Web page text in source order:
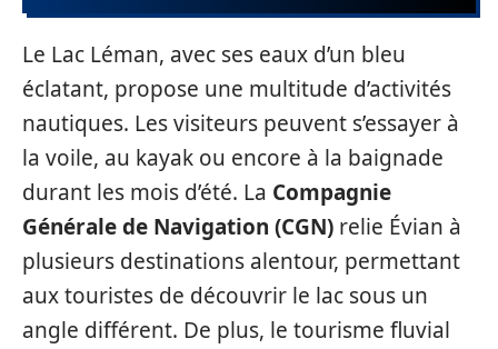
Le Lac Léman, avec ses eaux d’un bleu
éclatant, propose une multitude d’activités
nautiques. Les visiteurs peuvent s’essayer à
la voile, au kayak ou encore à la baignade
durant les mois d’été. La Compagnie
Générale de Navigation (CGN) relie Évian à
plusieurs destinations alentour, permettant
aux touristes de découvrir le lac sous un
angle différent. De plus, le tourisme fluvial